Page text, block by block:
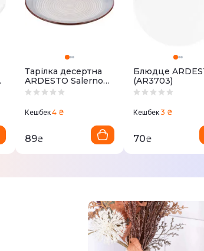
Тарілка десертна
ARDESTO Salerno
(AR1219SG)
Кешбек4 ₴
89₴
Блюдце
(AR3703)
Кешбек3 ₴
70₴